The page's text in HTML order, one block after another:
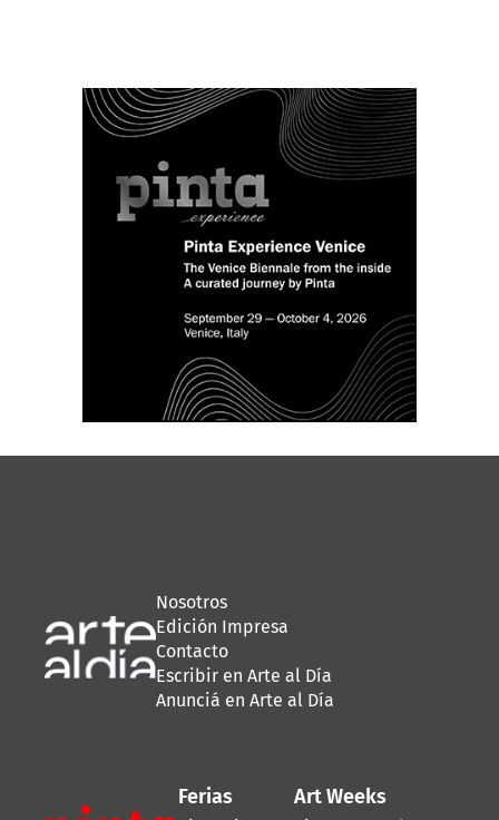
Nosotros
Edición Impresa
Contacto
Escribir en Arte al Día
Anunciá en Arte al Día
Ferias Art Weeks